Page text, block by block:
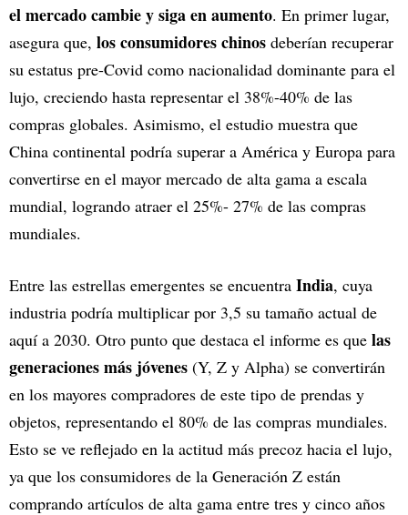
el mercado cambie y siga en aumento. En primer lugar,
asegura que, los consumidores chinos deberían recuperar
su estatus pre-Covid como nacionalidad dominante para el
lujo, creciendo hasta representar el 38%-40% de las
compras globales. Asimismo, el estudio muestra que
China continental podría superar a América y Europa para
convertirse en el mayor mercado de alta gama a escala
mundial, logrando atraer el 25%- 27% de las compras
mundiales.
Entre las estrellas emergentes se encuentra India, cuya
industria podría multiplicar por 3,5 su tamaño actual de
aquí a 2030. Otro punto que destaca el informe es que las
generaciones más jóvenes (Y, Z y Alpha) se convertirán
en los mayores compradores de este tipo de prendas y
objetos, representando el 80% de las compras mundiales.
Esto se ve reflejado en la actitud más precoz hacia el lujo,
ya que los consumidores de la Generación Z están
comprando artículos de alta gama entre tres y cinco años